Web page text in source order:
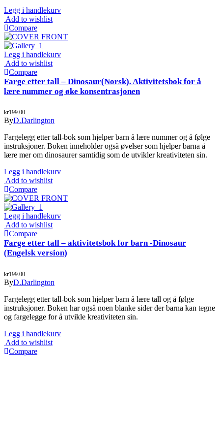
Legg i handlekurv
Add to wishlist
Compare
Legg i handlekurv
Add to wishlist
Compare
Farge etter tall – Dinosaur(Norsk). Aktivitetsbok for å
lære nummer og øke konsentrasjonen
kr199.00
ByD.Darlington
Fargelegg etter tall-bok som hjelper barn å lære nummer og å følge
instruksjoner. Boken inneholder også øvelser som hjelper barna å
lære mer om dinosaurer samtidig som de utvikler kreativiteten sin.
Legg i handlekurv
Add to wishlist
Compare
Legg i handlekurv
Add to wishlist
Compare
Farge etter tall – aktivitetsbok for barn -Dinosaur
(Engelsk version)
kr199.00
ByD.Darlington
Fargelegg etter tall-bok som hjelper barn å lære tall og å følge
instruksjoner. Boken har også noen blanke sider der barna kan tegne
og fargelegge for å utvikle kreativiteten sin.
Legg i handlekurv
Add to wishlist
Compare